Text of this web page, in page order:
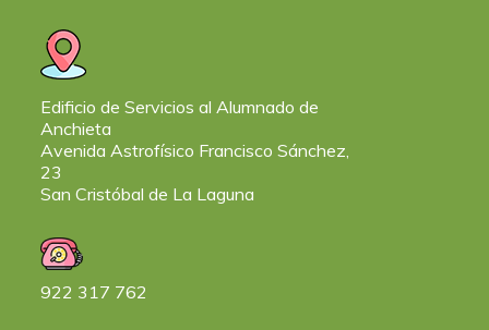
Edificio de Servicios al Alumnado de
Anchieta
Avenida Astrofísico Francisco Sánchez,
23
San Cristóbal de La Laguna
922 317 762